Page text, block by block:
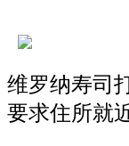
维罗纳寿司
要求住所就